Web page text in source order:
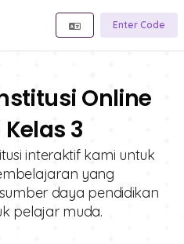
Enter Code
Online
3
interaktif kami untuk
yang
daya pendidikan
pelajar muda.